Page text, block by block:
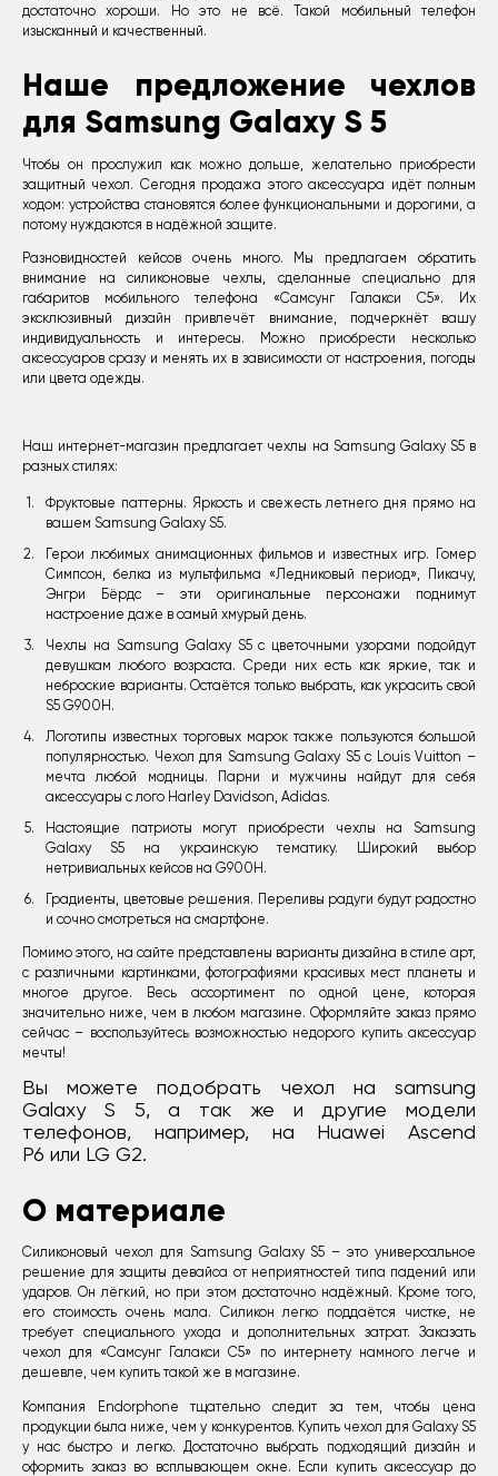
достаточно хороши. Но это не всё. Такой мобильный телефон
изысканный и качественный.
Наше предложение чехлов
для Samsung Galaxy S 5
Чтобы он прослужил как можно дольше, желательно приобрести
защитный чехол. Сегодня продажа этого аксессуара идёт полным
ходом: устройства становятся более функциональными и дорогими, а
потому нуждаются в надёжной защите.
Разновидностей кейсов очень много. Мы предлагаем обратить
внимание на силиконовые чехлы, сделанные специально для
габаритов мобильного телефона «Самсунг Галакси С5». Их
эксклюзивный дизайн привлечёт внимание, подчеркнёт вашу
индивидуальность и интересы. Можно приобрести несколько
аксессуаров сразу и менять их в зависимости от настроения, погоды
или цвета одежды.
Наш интернет-магазин предлагает чехлы на Samsung Galaxy S5 в
разных стилях:
Фруктовые паттерны. Яркость и свежесть летнего дня прямо на
вашем Samsung Galaxy S5.
Герои любимых анимационных фильмов и известных игр. Гомер
Симпсон, белка из мультфильма «Ледниковый период», Пикачу,
Энгри Бёрдс – эти оригинальные персонажи поднимут
настроение даже в самый хмурый день.
Чехлы на Samsung Galaxy S5 с цветочными узорами подойдут
девушкам любого возраста. Среди них есть как яркие, так и
неброские варианты. Остаётся только выбрать, как украсить свой
S5 G900H.
Логотипы известных торговых марок также пользуются большой
популярностью. Чехол для Samsung Galaxy S5 с Louis Vuitton –
мечта любой модницы. Парни и мужчины найдут для себя
аксессуары с лого Harley Davidson, Adidas.
Настоящие патриоты могут приобрести чехлы на Samsung
Galaxy S5 на украинскую тематику. Широкий выбор
нетривиальных кейсов на G900H.
Градиенты, цветовые решения. Переливы радуги будут радостно
и сочно смотреться на смартфоне.
Помимо этого, на сайте представлены варианты дизайна в стиле арт,
с различными картинками, фотографиями красивых мест планеты и
многое другое. Весь ассортимент по одной цене, которая
значительно ниже, чем в любом магазине. Оформляйте заказ прямо
сейчас – воспользуйтесь возможностью недорого купить аксессуар
мечты!
Вы можете подобрать чехол на samsung
Galaxy S 5, а так же и другие модели
телефонов, например, на Huawei Ascend
P6 или LG G2.
О материале
Силиконовый чехол для Samsung Galaxy S5 – это универсальное
решение для защиты девайса от неприятностей типа падений или
ударов. Он лёгкий, но при этом достаточно надёжный. Кроме того,
его стоимость очень мала. Силикон легко поддаётся чистке, не
требует специального ухода и дополнительных затрат. Заказать
чехол для «Самсунг Галакси С5» по интернету намного легче и
дешевле, чем купить такой же в магазине.
Компания Endorphone тщательно следит за тем, чтобы цена
продукции была ниже, чем у конкурентов. Купить чехол для Galaxy S5
у нас быстро и легко. Достаточно выбрать подходящий дизайн и
оформить заказ во всплывающем окне. Если купить аксессуар до